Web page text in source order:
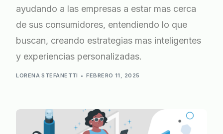
ayudando a las empresas a estar mas cerca
de sus consumidores, entendiendo lo que
buscan, creando estrategias mas inteligentes
y experiencias personalizadas.
LORENA STEFANETTI FEBRERO 11, 2025